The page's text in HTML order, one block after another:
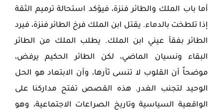
أما باب الملك والطائر فنزة، فيؤكد استحالة ترميم الثقة
إذا تلطخت بالدماء. يقتل ابن الملك فرخ الطائر فنزة، فيرد
الطائر بفقأ عيني ابن الملك. يطلب الملك من الطائر
البقاء ونسيان الماضي، لكن الطائر الحكيم يرفض،
موضحاً أن القلوب لا تنسى ثأرها، وأن الابتعاد هو الحل
الوحيد لتجنب الغدر. هذه القصص تفتح مداركنا على
الواقعية السياسية وتاريخ الصراعات الاجتماعية، وهو